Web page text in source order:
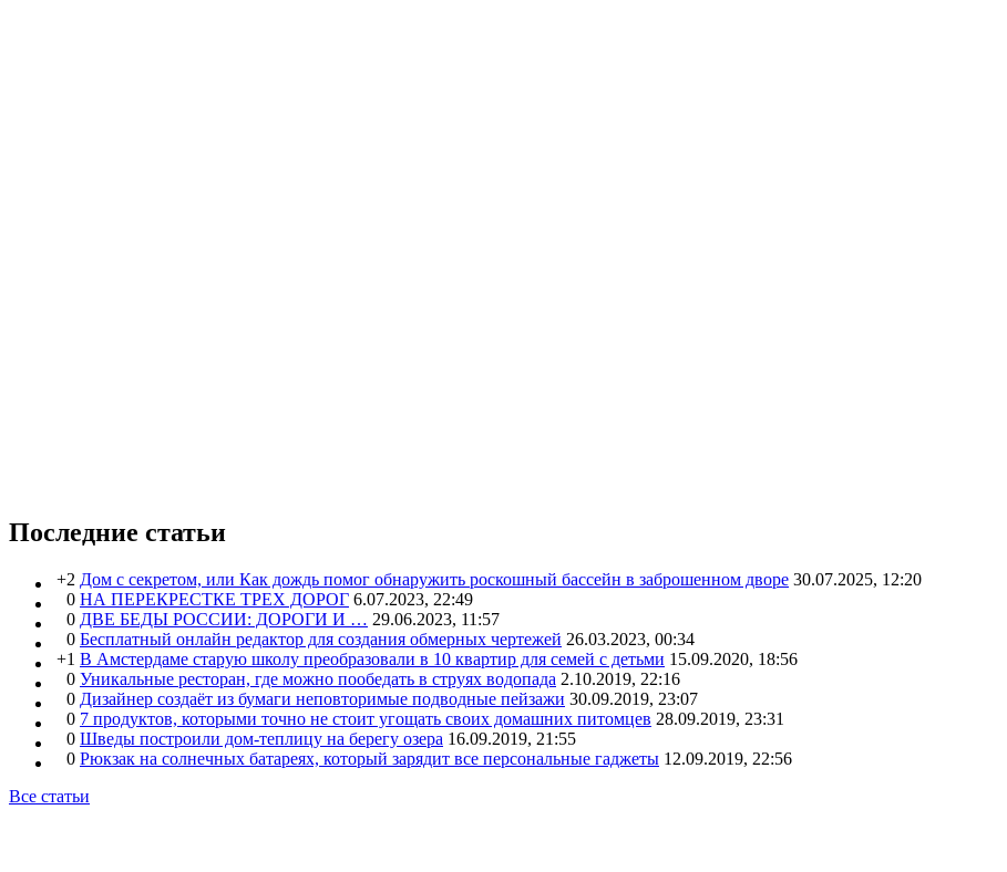
Последние статьи
+2 Дом с секретом, или Как дождь помог обнаружить роскошный бассейн в заброшенном дворе 30.07.2025, 12:20
0 НА ПЕРЕКРЕСТКЕ ТРЕХ ДОРОГ 6.07.2023, 22:49
0 ДВЕ БЕДЫ РОССИИ: ДОРОГИ И … 29.06.2023, 11:57
0 Бесплатный онлайн редактор для создания обмерных чертежей 26.03.2023, 00:34
+1 В Амстердаме старую школу преобразовали в 10 квартир для семей с детьми 15.09.2020, 18:56
0 Уникальные ресторан, где можно пообедать в струях водопада 2.10.2019, 22:16
0 Дизайнер создаёт из бумаги неповторимые подводные пейзажи 30.09.2019, 23:07
0 7 продуктов, которыми точно не стоит угощать своих домашних питомцев 28.09.2019, 23:31
0 Шведы построили дом-теплицу на берегу озера 16.09.2019, 21:55
0 Рюкзак на солнечных батареях, который зарядит все персональные гаджеты 12.09.2019, 22:56
Все статьи